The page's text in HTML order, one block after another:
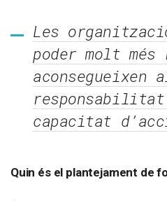
Les
poder molt
capacitat
Quin és el plantejament de